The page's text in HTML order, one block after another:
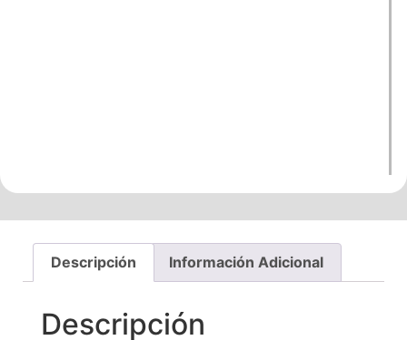
Descripción Información Adicional
Descripción